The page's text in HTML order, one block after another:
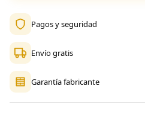
Pagos y seguridad
Envío gratis
Garantía fabricante